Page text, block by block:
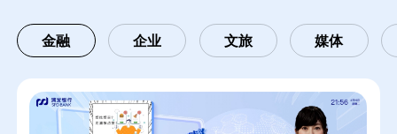
金融 企业 文旅 媒体